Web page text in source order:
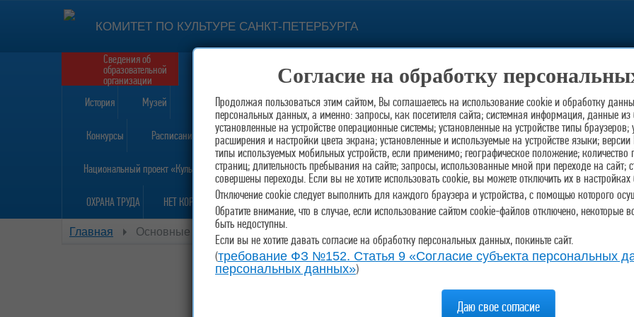
Согласие на обработку
Продолжая пользоваться этим сайтом, Вы соглашаетесь на использование cookie и обработку
персональных данных, а именно: запросы, как посетителя сайта; системная информация, данные
установленные на устройстве операционные системы; установленные на устройстве типы браузеров;
расширения и настройки цвета экрана; установленные и используемые на устройстве языки;
типы используемых мобильных устройств, если применимо; географическое положение;
страниц; длительность пребывания на сайте; запросы, использованные мной при переходе на сайт;
совершены переходы. Если вы не хотите использовать cookie, вы можете отключить их в настройках
Отключение cookie следует выполнить для каждого браузера и устройства, с помощью которого
Обратите внимание, что в случае, если использование сайтом cookie-файлов отключено, некоторые
быть недоступны.
Если вы не хотите давать согласие на обработку персональных данных, покиньте сайт.
(требование ФЗ №152. Статья 9 «Согласие субъекта персональных
персональных данных»)
КОМИТЕТ ПО КУЛЬТУРЕ САНКТ-ПЕТЕРБУРГА
Форма обратной связи Контакты
194352, Санкт-Петербург,
Сведения об
образовательной
организации
История Музей Награды
Конкурсы Расписание
Национальный проект «Культура»
ОХРАНА ТРУДА НЕТ КОРРУПЦИИ!
Главная Основные сведения